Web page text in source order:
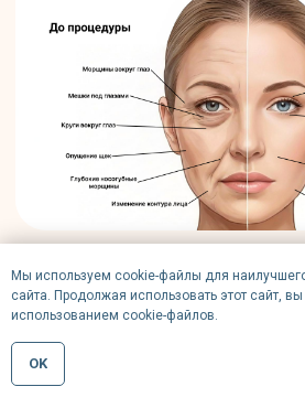
Ботулинотерапия эффективно
мимическими морщинами — теми,
ЭТАПЫ ПРОЦЕДУРЫ И ПОДГОТОВКА
К БОТУЛИНОТЕРАПИИ
Мы используем cookie-файлы для
сайта. Продолжая использовать этот сайт,
использованием cookie-файлов.
OK